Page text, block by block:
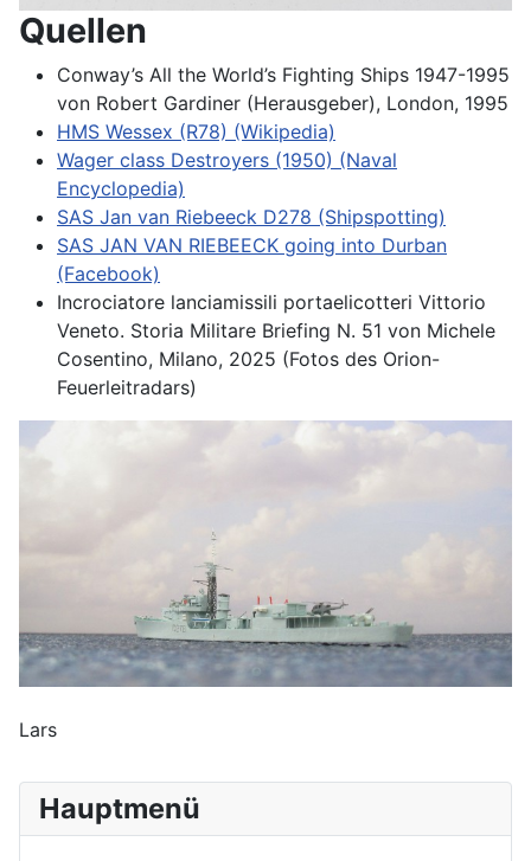
Hauptmenü
Quellen
Conway’s All the World’s Fighting Ships 1947-1995
von Robert Gardiner (Herausgeber), London, 1995
HMS Wessex (R78) (Wikipedia)
Wager class Destroyers (1950) (Naval
Encyclopedia)
SAS Jan van Riebeeck D278 (Shipspotting)
SAS JAN VAN RIEBEECK going into Durban
(Facebook)
Incrociatore lanciamissili portaelicotteri Vittorio
Veneto. Storia Militare Briefing N. 51 von Michele
Cosentino, Milano, 2025 (Fotos des Orion-
Feuerleitradars)
Lars